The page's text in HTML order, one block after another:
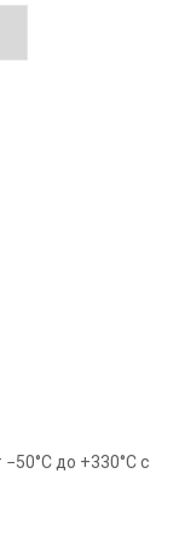
до +330°С с